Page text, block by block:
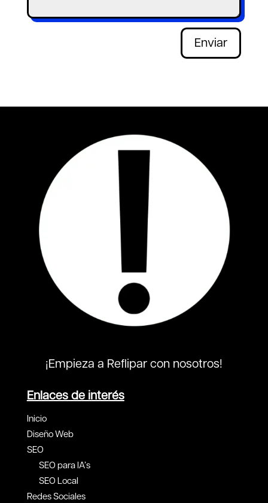
Enviar
¡Empieza a Reflipar con nosotros!
Enlaces de interés
Inicio
Diseño Web
SEO
SEO para IA’s
SEO Local
Redes Sociales